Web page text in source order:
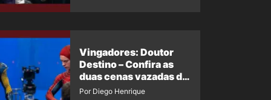
Vingadores: Doutor
Destino – Confira as
duas cenas vazadas do
Wolverine e o Homem-
Por Diego Henrique